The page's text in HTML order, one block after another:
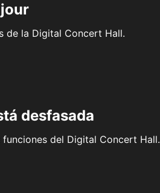
de la Digital Concert Hall.
desfasada
del Digital Concert Hall.